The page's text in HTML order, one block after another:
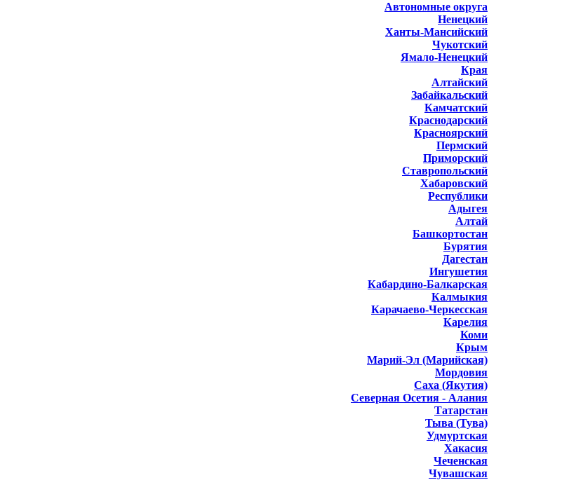
Автономные округа
Ненецкий
Ханты-Мансийский
Чукотский
Ямало-Ненецкий
Края
Алтайский
Забайкальский
Камчатский
Краснодарский
Красноярский
Пермский
Приморский
Ставропольский
Хабаровский
Республики
Адыгея
Алтай
Башкортостан
Бурятия
Дагестан
Ингушетия
Кабардино-Балкарская
Калмыкия
Карачаево-Черкесская
Карелия
Коми
Крым
Марий-Эл (Марийская)
Мордовия
Саха (Якутия)
Северная Осетия - Алания
Татарстан
Тыва (Тува)
Удмуртская
Хакасия
Чеченская
Чувашская